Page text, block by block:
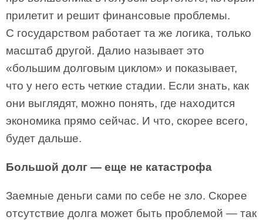
прилетит и решит финансовые проблемы.
С государством работает та же логика, только
масштаб другой. Далио называет это
«большим долговым циклом» и показывает,
что у него есть четкие стадии. Если знать, как
они выглядят, можно понять, где находится
экономика прямо сейчас. И что, скорее всего,
будет дальше.
Большой долг — еще не катастрофа
Заемные деньги сами по себе не зло. Скорее
отсутствие долга может быть проблемой — так